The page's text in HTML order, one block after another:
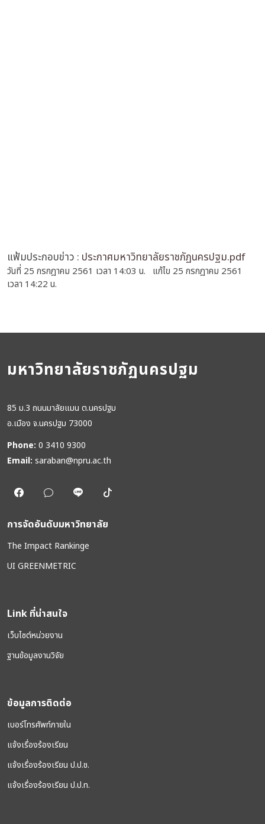
แฟ้มประกอบข่าว : ประกาศมหาวิทยาลัยราชภัฏนครปฐม.pdf
วันที่ 25 กรกฎาคม 2561 เวลา 14:03 น. แก้ไข 25 กรกฎาคม 2561
เวลา 14:22 น.
มหาวิทยาลัยราชภัฏนครปฐม
85 ม.3 ถนนมาลัยแมน ต.นครปฐม
อ.เมือง จ.นครปฐม 73000
Phone: 0 3410 9300
Email: saraban@npru.ac.th
การจัดอันดับมหาวิทยาลัย
The Impact Rankinge
UI GREENMETRIC
Link ที่น่าสนใจ
เว็บไซต์หน่วยงาน
ฐานข้อมูลงานวิจัย
ข้อมูลการติดต่อ
เบอร์โทรศัพท์ภายใน
แจ้งเรื่องร้องเรียน
แจ้งเรื่องร้องเรียน ป.ป.ช.
แจ้งเรื่องร้องเรียน ป.ป.ท.